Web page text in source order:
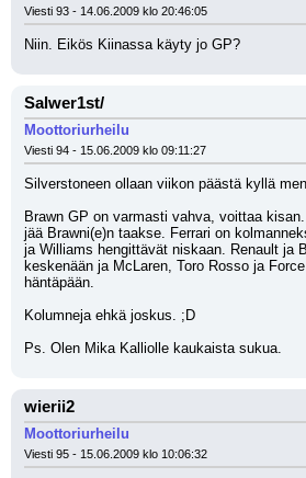
Viesti 93 - 14.06.2009 klo 20:46:05
Niin. Eikös Kiinassa käyty jo GP?
Salwer1st/
Moottoriurheilu
Viesti 94 - 15.06.2009 klo 09:11:27
Silverstoneen ollaan viikon päästä kyllä
Brawn GP on varmasti vahva, voittaa
jää Brawni(e)n taakse. Ferrari on
ja Williams hengittävät niskaan. Renault ja
keskenään ja McLaren, Toro Rosso ja
häntäpään.
Kolumneja ehkä joskus. ;D
Ps. Olen Mika Kalliolle kaukaista sukua.
wierii2
Moottoriurheilu
Viesti 95 - 15.06.2009 klo 10:06:32